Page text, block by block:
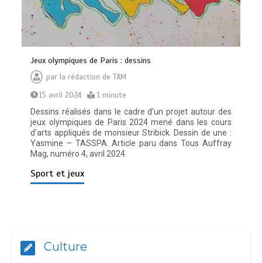
Jeux olympiques de Paris : dessins
par la rédaction de TAM
15 avril 2024
1 minute
Dessins réalisés dans le cadre d’un projet autour des
jeux olympiques de Paris 2024 mené dans les cours
d’arts appliqués de monsieur Stribick. Dessin de une :
Yasmine – TASSPA. Article paru dans Tous Auffray
Mag, numéro 4, avril 2024.
Sport et jeux
Culture